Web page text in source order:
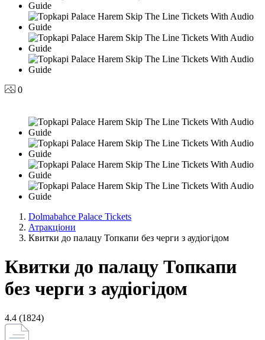
0
Dolmabahce Palace Tickets
Атракціони
Квитки до палацу Топкапи без черги з аудіогідом
Квитки до палацу Топкапи
без черги з аудіогідом
4.4 (1824)